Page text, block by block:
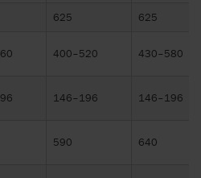
625 625
400–520 430–580
146–196 146–196
590 640